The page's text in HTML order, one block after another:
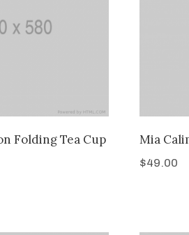
Folding Tea Cup Mia
$49.00